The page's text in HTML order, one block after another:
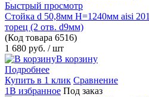
Быстрый просмотр
Стойка d 50,8мм H=1240мм aisi
торец (2 отв. d9мм)
(Код товара 6516)
1 680 руб. / шт
В корзину
Подробнее
Купить в 1 клик Сравнение
1В избранное Под заказ